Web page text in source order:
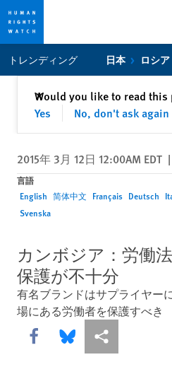
privacy
content
トレンディング 日本 ロシ
Would you like to read this
Yes
No, don't ask again
✕閉じる
2015年 3月 12日 12:00AM EDT |
言語
English 简体中文 Français Deutsch
Svenska
カンボジア：労働
保護が不十分
有名ブランドはサプライヤー
場にある労働者を保護すべき
Share this via Facebook
Share this via Bluesky
More sharing